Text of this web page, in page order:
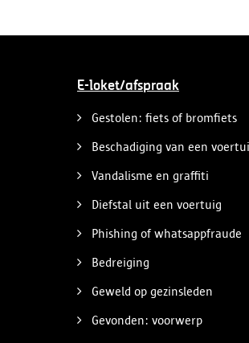
E-loket/afspraak
Gestolen: fiets of bromfiets
Beschadiging van een
Vandalisme en graffiti
Diefstal uit een voertuig
Phishing of whatsappfraude
Bedreiging
Geweld op gezinsleden
Gevonden: voorwerp